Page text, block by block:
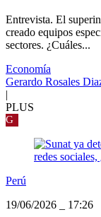
Entrevista. El
creado equipos
sectores. ¿Cuáles...
Economía
Gerardo Rosales
|
PLUS
G
Perú
19/06/2026
17:26